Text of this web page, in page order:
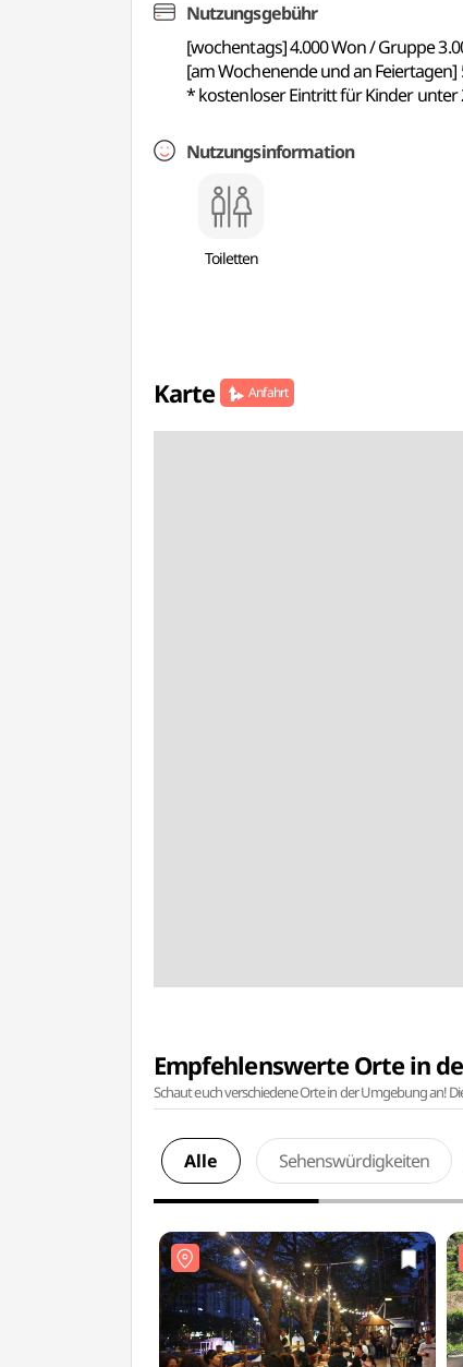
Nutzungsgebühr
[wochentags] 4.000 Won / Gruppe
[am Wochenende und an
* kostenloser Eintritt für Kinder unter
Nutzungsinformation
Toiletten
Karte Anfahrt
Empfehlenswerte Orte in
Schaut euch verschiedene Orte in der Umgebung an!
Alle Sehenswürdigkeiten